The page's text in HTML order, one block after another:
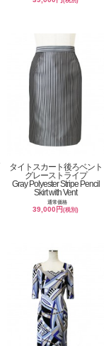
タイトスカート後ろベント
グレーストライプ
Gray Polyester Stripe Pencil
Skirt with Vent
通常価格
39,000円(税別)